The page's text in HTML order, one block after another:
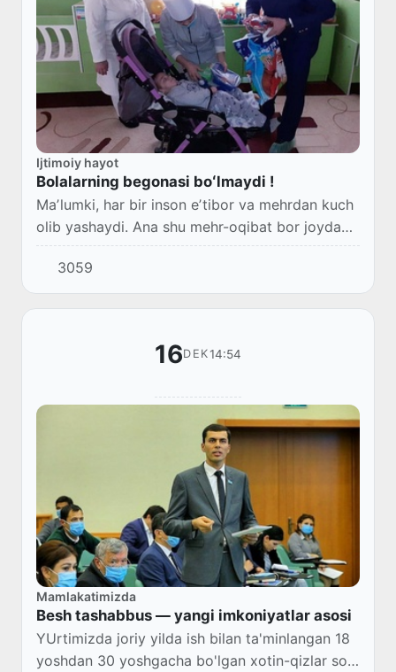
Ijtimoiy hayot
Bolalarning begonasi boʻlmaydi !
Maʼlumki, har bir inson eʼtibor va mehrdan kuch
olib yashaydi. Ana shu mehr-oqibat bor joyda
yangilanish, yuksalish, ezgu maqsadlar sari
shaxdam odimlash boʻladi.
3059
16DEK14:54
Mamlakatimizda
Besh tashabbus — yangi imkoniyatlar asosi
YUrtimizda joriy yilda ish bilan ta'minlangan 18
yoshdan 30 yoshgacha bo'lgan xotin-qizlar soni